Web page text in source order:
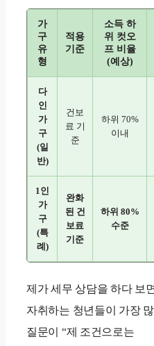
가
구
유
형
적용
기준
소득 하
위 컷오
프 비율
(예상)
다
인
가
구
(일
반)
건보
료 기
준
하위 70%
이내
1인
가
구
(특
례)
완화
된 건
보료
기준
하위 80%
수준
제가 세무 상담을 하다 보
자취하는 청년들이 가장
질문이 “제 조건으로는